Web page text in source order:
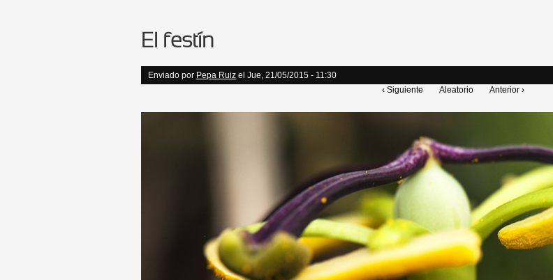
El festín
Enviado por Pepa Ruiz el Jue, 21/05/2015 - 11:30
‹ Siguiente
Aleatorio Anterior ›